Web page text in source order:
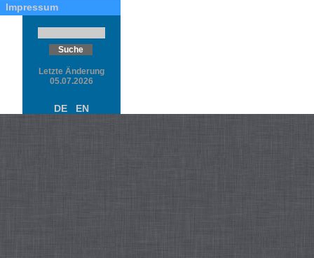
Impressum
Letzte Änderung
05.07.2026
DE EN